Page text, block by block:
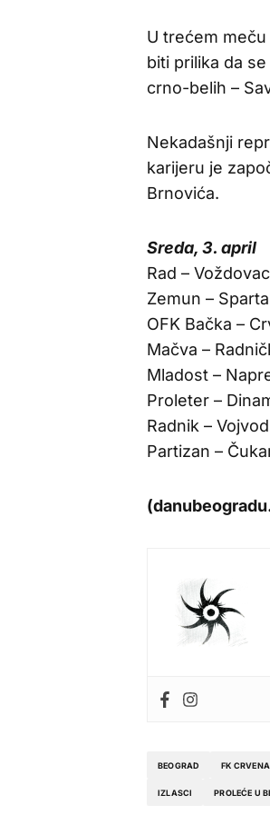
U trećem
biti prilika da
crno-belih –
Nekadašnji
karijeru je
Brnovića.
Sreda, 3. april
Rad –
Zemun –
OFK Bačka –
Mačva –
Mladost –
Proleter –
Radnik –
Partizan –
BEOGRAD FK
IZLASCI PROLEĆE U